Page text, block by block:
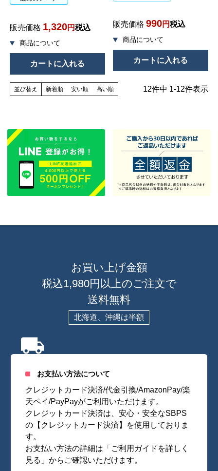
販売価格 1,320 税込
カートに入れる
販売価格 990 税込
カートに入れる
並び替え 新着順 安い順 高い順 12件中 1-12件表示
お買い上げ金額
税込1,980円以上のご注文で
送料無料
北海道、沖縄は半額
お支払い方法について
クレジットカード決済/代金引換/AmazonPay/楽
天ペイ/PayPayがご利用いただけます。
クレジットカード決済は、安心・安全なSBPS
の【クレジットカード決済】を使用しておりま
す。
お支払い方法の詳細は「ご利用ガイドを詳しく
見る」からご確認いただけます。